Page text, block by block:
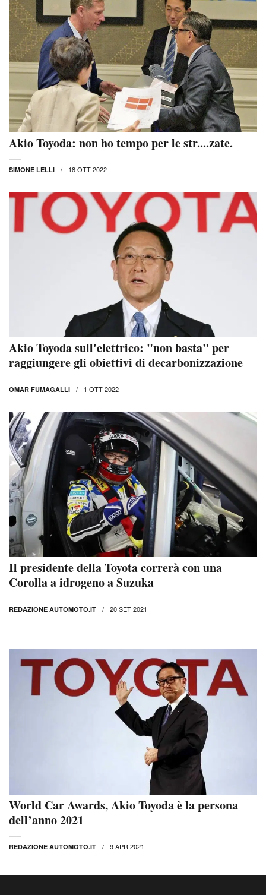
Akio Toyoda: non ho tempo per le str....zate.
SIMONE LELLI 18 OTT 2022
Akio Toyoda sull'elettrico: "non basta" per
raggiungere gli obiettivi di decarbonizzazione
OMAR FUMAGALLI 1 OTT 2022
Il presidente della Toyota correrà con una
Corolla a idrogeno a Suzuka
REDAZIONE AUTOMOTO.IT 20 SET 2021
World Car Awards, Akio Toyoda è la persona
dell’anno 2021
REDAZIONE AUTOMOTO.IT 9 APR 2021